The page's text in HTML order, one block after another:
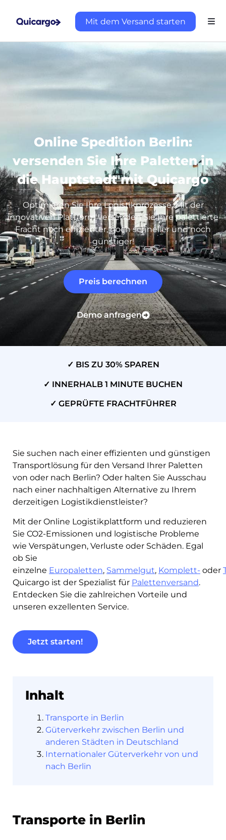
Mit dem Versand starten
Destinations
Online Spedition Berlin:
versenden Sie Ihre Paletten in
die Hauptstadt mit Quicargo
Optimieren Sie Ihre Logistikprozesse. Mit der
innovativen Plattform versenden Sie Ihre palettierte
Fracht noch effizienter, noch schneller und noch
günstiger!
Preis berechnen
Demo anfragen
✓ BIS ZU 30% SPAREN
✓ INNERHALB 1 MINUTE BUCHEN
✓ GEPRÜFTE FRACHTFÜHRER
Sie suchen nach einer effizienten und günstigen
Transportlösung für den Versand Ihrer Paletten
von oder nach Berlin? Oder halten Sie Ausschau
nach einer nachhaltigen Alternative zu Ihrem
derzeitigen Logistikdienstleister?
Mit der Online Logistikplattform und reduzieren
Sie CO2-Emissionen und logistische Probleme
wie Verspätungen, Verluste oder Schäden. Egal
ob Sie
einzelne Europaletten, Sammelgut, Komplett- oder
Quicargo ist der Spezialist für Palettenversand.
Entdecken Sie die zahlreichen Vorteile und
unseren exzellenten Service.
Jetzt starten!
Inhalt
Transporte in Berlin
Güterverkehr zwischen Berlin und
anderen Städten in Deutschland
Internationaler Güterverkehr von und
nach Berlin
Transporte in Berlin